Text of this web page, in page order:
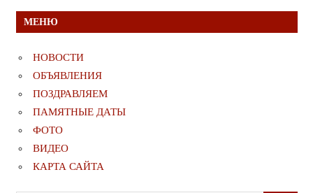
МЕНЮ
НОВОСТИ
ОБЪЯВЛЕНИЯ
ПОЗДРАВЛЯЕМ
ПАМЯТНЫЕ ДАТЫ
ФОТО
ВИДЕО
КАРТА САЙТА